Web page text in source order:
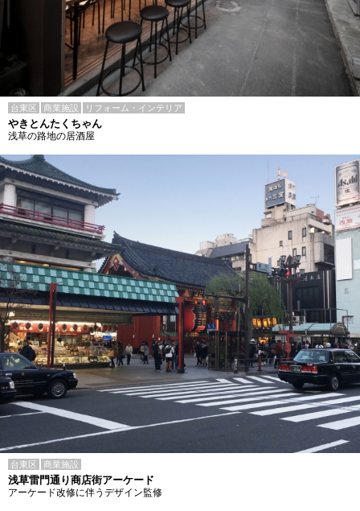
台東区 商業施設 リフォーム・インテリア
やきとんたくちゃん
浅草の路地の居酒屋
台東区 商業施設
浅草雷門通り商店街アーケード
アーケード改修に伴うデザイン監修